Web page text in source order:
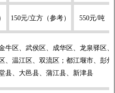
150元/立方（参考） 550元/吨（
牛区、武侯区、成华区、龙泉驿区
、温江区、双流区；都江堰市、彭
县、 大邑县、蒲江县、新津县